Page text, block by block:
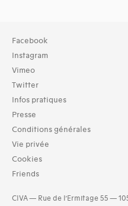
Facebook
Instagram
Vimeo
Twitter
Infos pratiques
Presse
Conditions générales
Vie privée
Cookies
Friends
CIVA — Rue de l’Ermitage 55 —